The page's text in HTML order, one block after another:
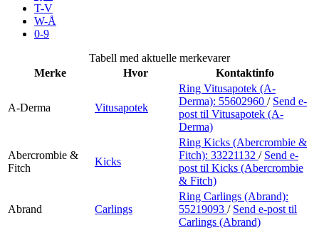
Praktisk informasjon
Ledige stillinger
Gavekort
T-V
W-Å
0-9
Tabell med aktuelle merkevarer
Merke
Hvor Kontaktinfo
A-Derma Vitusapotek
Ring Vitusapotek (A-
Derma): 55602960 / Send e-
post til Vitusapotek (A-
Derma)
Abercrombie &
Fitch
Kicks
Ring Kicks (Abercrombie &
Fitch): 33221132 / Send e-
post til Kicks (Abercrombie
& Fitch)
Abrand Carlings
Ring Carlings (Abrand):
55219093 / Send e-post til
Carlings (Abrand)